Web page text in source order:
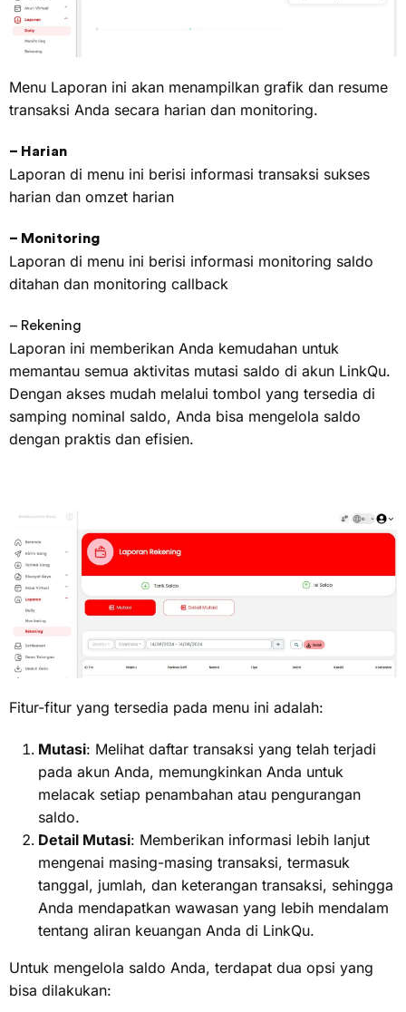
Menu Laporan ini akan menampilkan grafik dan resume
transaksi Anda secara harian dan monitoring.
– Harian
Laporan di menu ini berisi informasi transaksi sukses
harian dan omzet harian
– Monitoring
Laporan di menu ini berisi informasi monitoring saldo
ditahan dan monitoring callback
– Rekening
Laporan ini memberikan Anda kemudahan untuk
memantau semua aktivitas mutasi saldo di akun LinkQu.
Dengan akses mudah melalui tombol yang tersedia di
samping nominal saldo, Anda bisa mengelola saldo
dengan praktis dan efisien.
Fitur-fitur yang tersedia pada menu ini adalah:
Mutasi: Melihat daftar transaksi yang telah terjadi
pada akun Anda, memungkinkan Anda untuk
melacak setiap penambahan atau pengurangan
saldo.
Detail Mutasi: Memberikan informasi lebih lanjut
mengenai masing-masing transaksi, termasuk
tanggal, jumlah, dan keterangan transaksi, sehingga
Anda mendapatkan wawasan yang lebih mendalam
tentang aliran keuangan Anda di LinkQu.
Untuk mengelola saldo Anda, terdapat dua opsi yang
bisa dilakukan: